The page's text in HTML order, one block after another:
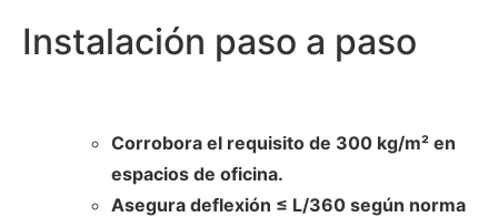
Instalación paso a paso
Corrobora el requisito de 300 kg/m² en
espacios de oficina.
Asegura deflexión ≤ L/360 según norma